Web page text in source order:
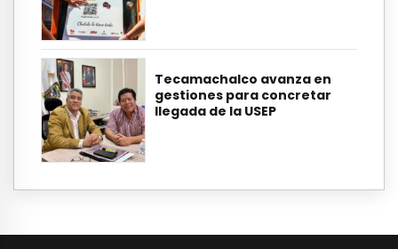
Tecamachalco avanza en
gestiones para concretar
llegada de la USEP